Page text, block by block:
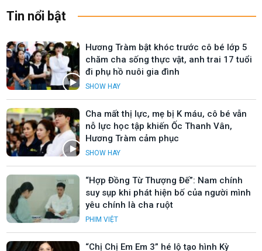
Tin nổi bật
Hương Tràm bật khóc trước cô bé lớp 5
chăm cha sống thực vật, anh trai 17 tuổi
đi phụ hồ nuôi gia đình
SHOW HAY
Cha mất thị lực, mẹ bị K máu, cô bé vẫn
nỗ lực học tập khiến Ốc Thanh Vân,
Hương Tràm cảm phục
SHOW HAY
“Hợp Đồng Từ Thượng Đế”: Nam chính
suy sụp khi phát hiện bố của người mình
yêu chính là cha ruột
PHIM VIỆT
“Chị Chị Em Em 3” hé lộ tạo hình Kỳ